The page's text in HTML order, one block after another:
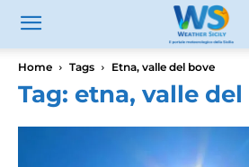
Home Tags Etna, valle del bove
Tag: etna, valle